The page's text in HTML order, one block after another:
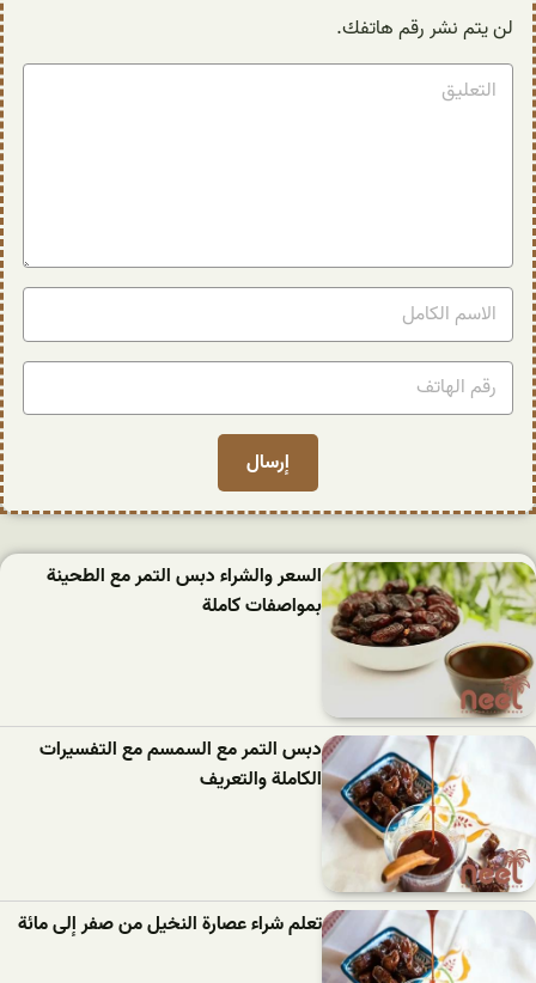
لن يتم نشر رقم هاتفك.
السعر والشراء دبس التمر مع الطحينة
بمواصفات كاملة
دبس التمر مع السمسم مع التفسيرات
الكاملة والتعريف
تعلم شراء عصارة النخيل من صفر إلى مائة